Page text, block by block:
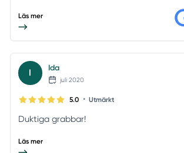
Läs mer
I Ida
juli 2020
5.0 • Utmärkt
Duktiga grabbar!
Läs mer